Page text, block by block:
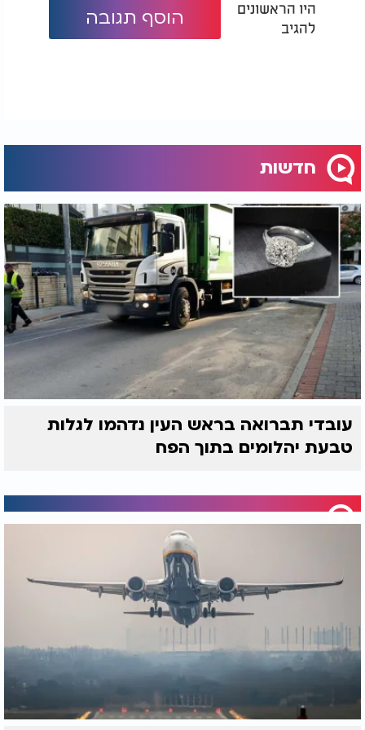
היו הראשונים
להגיב
הוסף תגובה
חדשות
עובדי תברואה בראש העין נדהמו לגלות
טבעת יהלומים בתוך הפח